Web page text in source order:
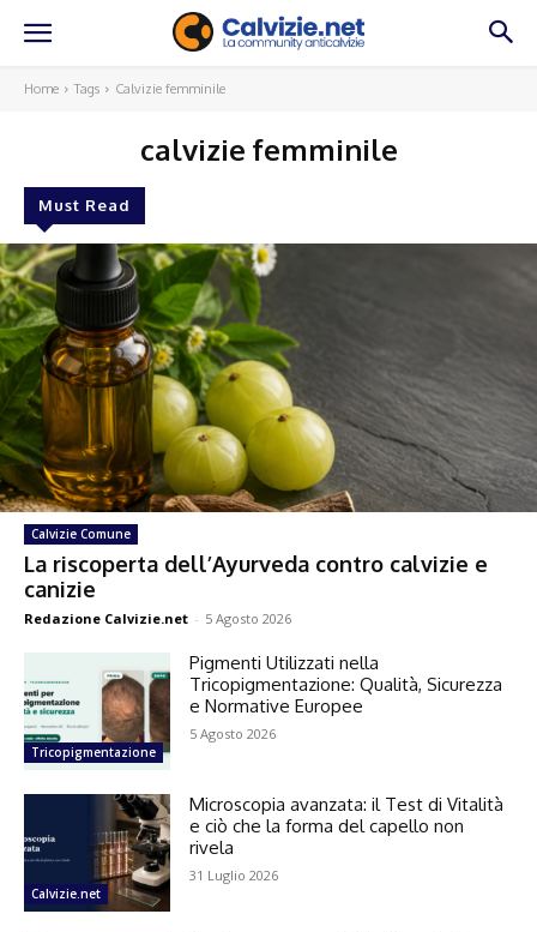
Home Tags Calvizie femminile
calvizie femminile
Must Read
Calvizie Comune
La riscoperta dell’Ayurveda contro calvizie e
canizie
Redazione Calvizie.net - 5 Agosto 2026
Tricopigmentazione
Pigmenti Utilizzati nella
Tricopigmentazione: Qualità, Sicurezza
e Normative Europee
5 Agosto 2026
Calvizie.net
Microscopia avanzata: il Test di Vitalità
e ciò che la forma del capello non
rivela
31 Luglio 2026